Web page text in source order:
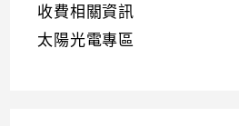
收費相關資訊
太陽光電專區